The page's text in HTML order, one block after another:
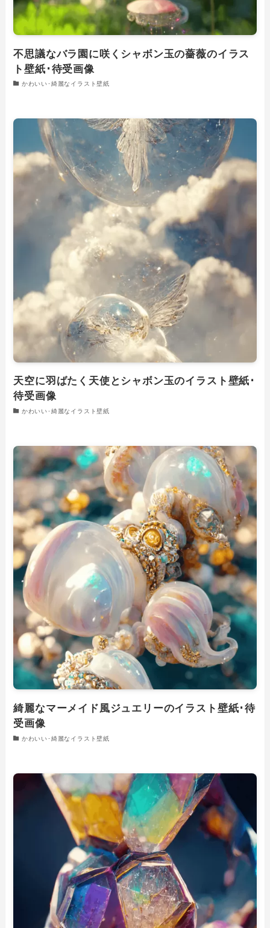
不思議なバラ園に咲くシャボン玉の薔薇のイラス
ト壁紙･待受画像
かわいい･綺麗なイラスト壁紙
天空に羽ばたく天使とシャボン玉のイラスト壁紙･
待受画像
かわいい･綺麗なイラスト壁紙
綺麗なマーメイド風ジュエリーのイラスト壁紙･待
受画像
かわいい･綺麗なイラスト壁紙